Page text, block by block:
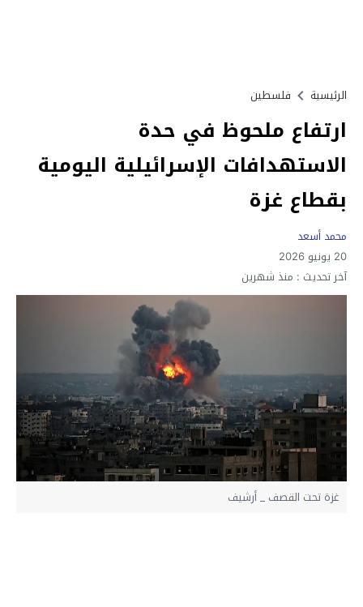
الرئيسية فلسطين
ارتفاع ملحوظ في حدة
الاستهدافات الإسرائيلية اليومية
بقطاع غزة
محمد أسعد
20 يونيو 2026
آخر تحديث : منذ شهرين
غزة تحت القصف _ أرشيف